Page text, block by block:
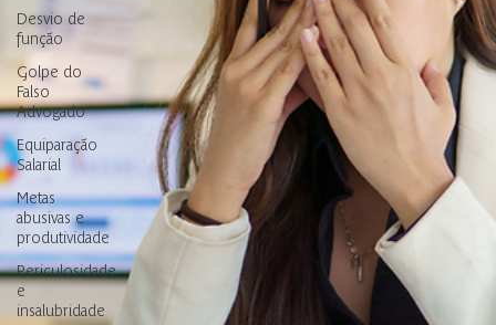
Desvio de
função
Golpe do
Falso
Advogado
Equiparação
Salarial
Metas
abusivas e
produtividade
Periculosidade
e
insalubridade